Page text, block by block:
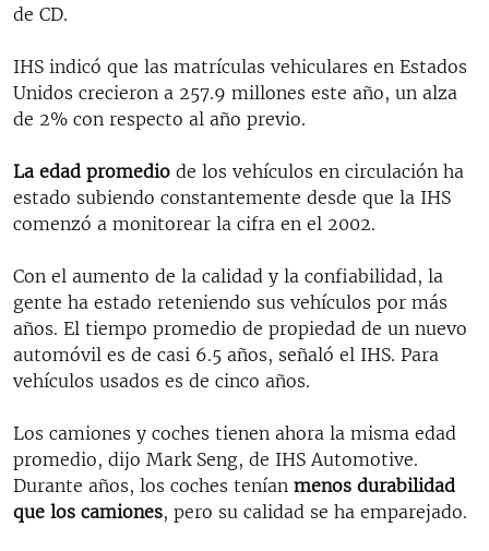
de CD.
IHS indicó que las matrículas vehiculares en Estados
Unidos crecieron a 257.9 millones este año, un alza
de 2% con respecto al año previo.
La edad promedio de los vehículos en circulación ha
estado subiendo constantemente desde que la IHS
comenzó a monitorear la cifra en el 2002.
Con el aumento de la calidad y la confiabilidad, la
gente ha estado reteniendo sus vehículos por más
años. El tiempo promedio de propiedad de un nuevo
automóvil es de casi 6.5 años, señaló el IHS. Para
vehículos usados es de cinco años.
Los camiones y coches tienen ahora la misma edad
promedio, dijo Mark Seng, de IHS Automotive.
Durante años, los coches tenían menos durabilidad
que los camiones, pero su calidad se ha emparejado.